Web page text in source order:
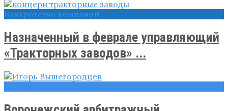
Банкротство компаний
Назначенный в феврале управляющий
«Тракторных заводов» ...